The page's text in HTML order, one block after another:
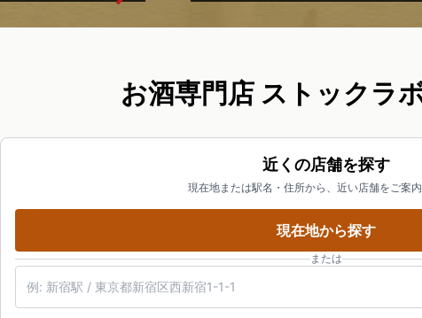
お酒専門店 ストックラ
近くの店舗を探す
現在地または駅名・住所から、近い店舗をご案内
現在地から探す
または